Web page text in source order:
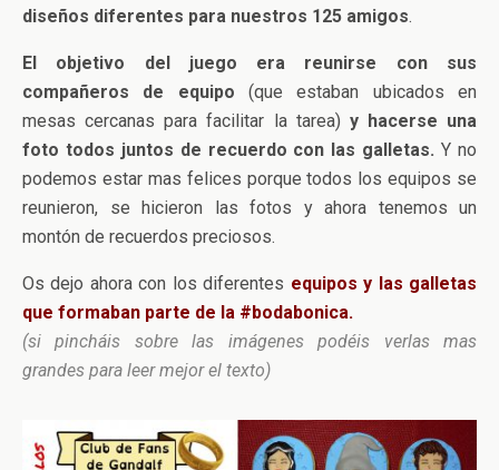
diseños diferentes para nuestros 125 amigos.
El objetivo del juego era reunirse con sus
compañeros de equipo (que estaban ubicados en
mesas cercanas para facilitar la tarea) y hacerse una
foto todos juntos de recuerdo con las galletas. Y no
podemos estar mas felices porque todos los equipos se
reunieron, se hicieron las fotos y ahora tenemos un
montón de recuerdos preciosos.
Os dejo ahora con los diferentes equipos y las galletas
que formaban parte de la #bodabonica.
(si pincháis sobre las imágenes podéis verlas mas
grandes para leer mejor el texto)